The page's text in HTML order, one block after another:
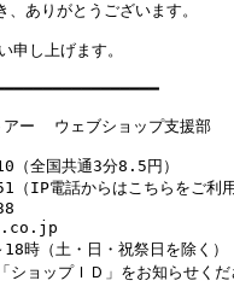
ありがとうございます。
申し上げます。
アー  ウェブショップ支援部
全国共通3分8.5円）
IP電話からはこちらをご利
時（土・日・祝祭日を除く
ショップＩＤ」をお知らせく